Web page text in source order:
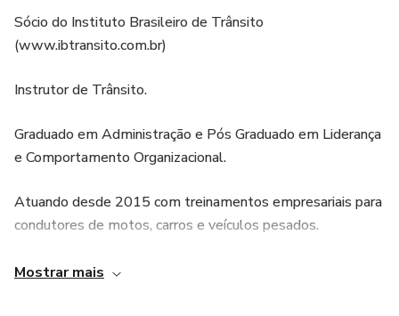
Sócio do Instituto Brasileiro de Trânsito
(www.ibtransito.com.br)
Instrutor de Trânsito.
Graduado em Administração e Pós Graduado em Liderança
e Comportamento Organizacional.
Atuando desde 2015 com treinamentos empresariais para
condutores de motos, carros e veículos pesados.
Motociclistas.
Mostrar mais